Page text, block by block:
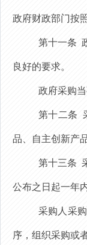
政府财政部门按
第十一条
良好的要求。
政府采购
第十二条
品、自主创新产
第十三条
公布之日起一年
采购人采
序，组织采购或